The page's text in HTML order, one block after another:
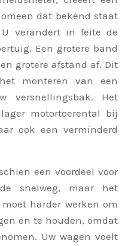
dat bekend staat
verandert in feite de
Een grotere band
grotere afstand af. Dit
monteren van een
versnellingsbak. Het
motortoerental bij
ook een verminderd
een voordeel voor
snelweg, maar het
harder werken om
en te houden, omdat
Uw wagen voelt